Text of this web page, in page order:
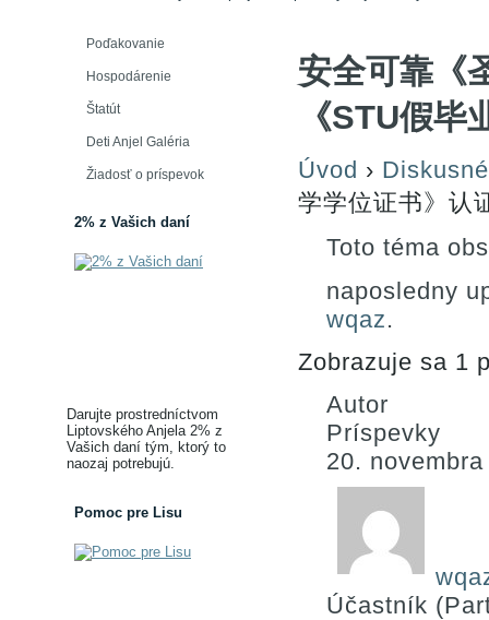
Poďakovanie
Hospodárenie
Štatút
Deti Anjel Galéria
Žiadosť o príspevok
2% z Vašich daní
Darujte prostredníctvom
Liptovského Anjela 2% z
Vašich daní tým, ktorý to
naozaj potrebujú.
Pomoc pre Lisu
安全可靠《
《STU假毕
Úvod ›
学学位证书》认
Toto téma
naposledny
wqaz.
Zobrazuje sa 1
Autor
Príspevky
20.
Účastník